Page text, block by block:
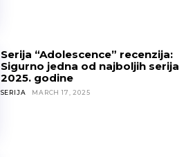
Serija “Adolescence” recenzija:
Sigurno jedna od najboljih serija
2025. godine
SERIJA MARCH 17, 2025